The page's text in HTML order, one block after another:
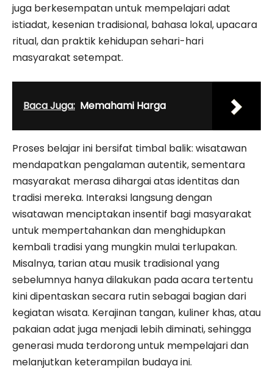
juga berkesempatan untuk mempelajari adat
istiadat, kesenian tradisional, bahasa lokal, upacara
ritual, dan praktik kehidupan sehari-hari
masyarakat setempat.
Baca Juga: Memahami Harga
Proses belajar ini bersifat timbal balik: wisatawan
mendapatkan pengalaman autentik, sementara
masyarakat merasa dihargai atas identitas dan
tradisi mereka. Interaksi langsung dengan
wisatawan menciptakan insentif bagi masyarakat
untuk mempertahankan dan menghidupkan
kembali tradisi yang mungkin mulai terlupakan.
Misalnya, tarian atau musik tradisional yang
sebelumnya hanya dilakukan pada acara tertentu
kini dipentaskan secara rutin sebagai bagian dari
kegiatan wisata. Kerajinan tangan, kuliner khas, atau
pakaian adat juga menjadi lebih diminati, sehingga
generasi muda terdorong untuk mempelajari dan
melanjutkan keterampilan budaya ini.